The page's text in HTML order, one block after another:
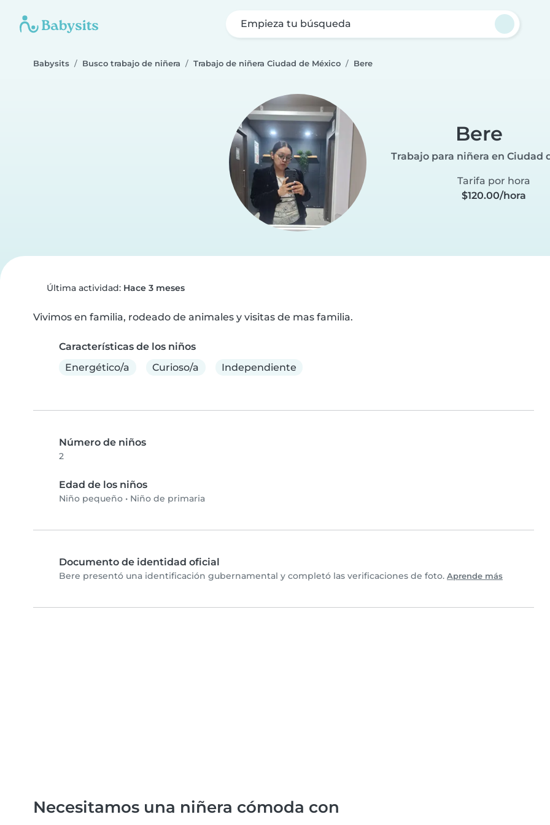
Empieza tu búsqueda
Babysits Busco trabajo de niñera Trabajo de niñera Ciudad de México Bere
Bere
Trabajo para niñera en Ciudad
Tarifa por hora
$120.00/hora
Última actividad: Hace 3 meses
Vivimos en familia, rodeado de animales y visitas de mas familia.
Características de los niños
Energético/a
Curioso/a Independiente
Número de niños
2
Edad de los niños
Niño pequeño • Niño de primaria
Documento de identidad oficial
Bere presentó una identificación gubernamental y completó las verificaciones de foto. Aprende más
Necesitamos una niñera cómoda con